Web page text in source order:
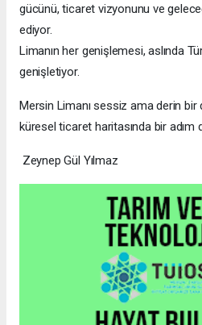
gücünü, ticaret vizyonunu ve
ediyor.
Limanın her genişlemesi, aslında
genişletiyor.
Mersin Limanı sessiz ama derin bir
küresel ticaret haritasında bir adım
Zeynep Gül Yılmaz